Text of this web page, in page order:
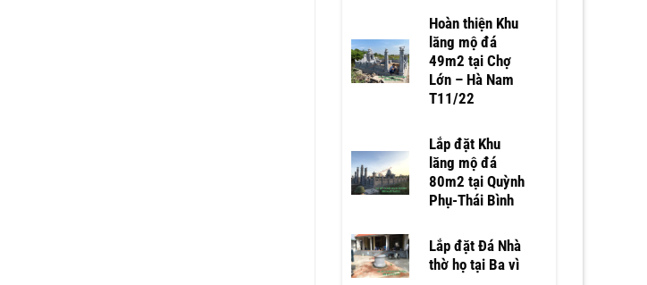
Hoàn thiện Khu
lăng mộ đá
49m2 tại Chợ
Lớn – Hà Nam
T11/22
Lắp đặt Khu
lăng mộ đá
80m2 tại Quỳnh
Phụ-Thái Bình
Lắp đặt Đá Nhà
thờ họ tại Ba vì